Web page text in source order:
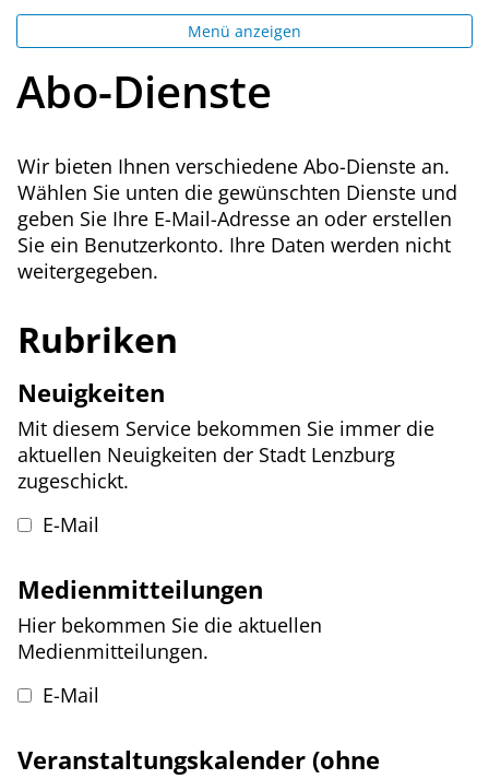
Menü anzeigen
Abo-Dienste
Wir bieten Ihnen verschiedene Abo-Dienste an.
Wählen Sie unten die gewünschten Dienste und
geben Sie Ihre E-Mail-Adresse an oder erstellen
Sie ein Benutzerkonto. Ihre Daten werden nicht
weitergegeben.
Rubriken
Neuigkeiten
Mit diesem Service bekommen Sie immer die
aktuellen Neuigkeiten der Stadt Lenzburg
zugeschickt.
E-Mail
Medienmitteilungen
Hier bekommen Sie die aktuellen
Medienmitteilungen.
E-Mail
Veranstaltungskalender (ohne